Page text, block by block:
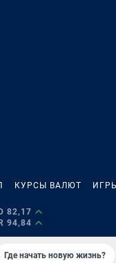
КУРСЫ ВАЛЮТ
82,17
94,84
Где начать новую жизнь?